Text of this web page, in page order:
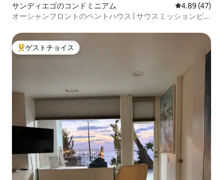
サンディエゴのコンドミニアム レビュー47
4.89 (47)
オーシャンフロントのペントハウス | サウスミッションビー
大好評のゲストチョイスです。
ゲストチョイス